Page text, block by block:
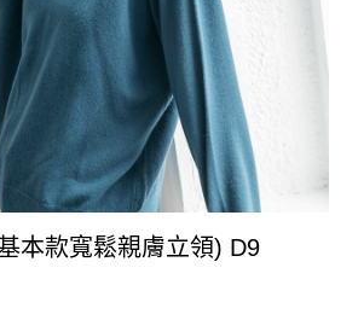
本款寬鬆親膚立領) D9